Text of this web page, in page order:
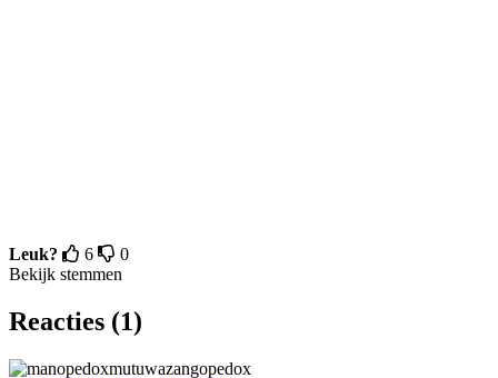
Leuk? 6
0
Bekijk stemmen
Reacties (1)